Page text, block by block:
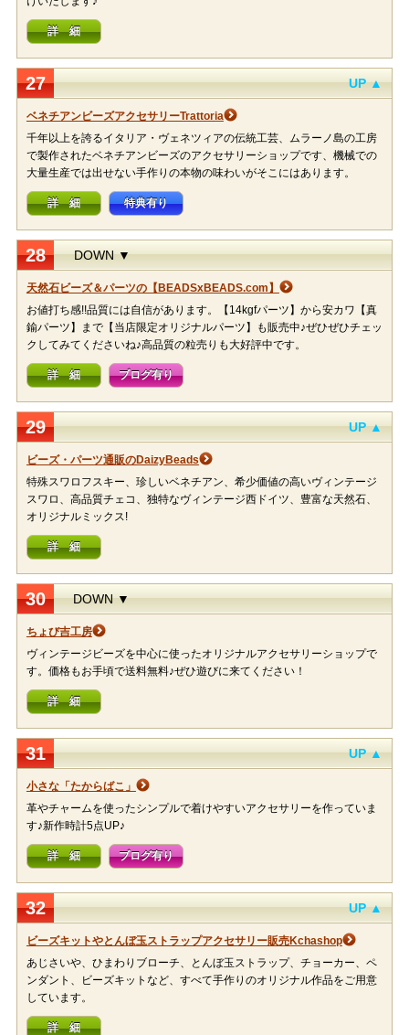
詳 細
27 UP ▲
ベネチアンビーズアクセサリーTrattoria
千年以上を誇るイタリア・ヴェネツィアの伝統工芸、ムラーノ島の工房
で製作されたベネチアンビーズのアクセサリーショップです、機械での
大量生産では出せない手作りの本物の味わいがそこにはあります。
詳 細 特典有り
28 DOWN ▼
天然石ビーズ＆パーツの【BEADSxBEADS.com】
お値打ち感!!品質には自信があります。【14kgfパーツ】から安カワ【真
鍮パーツ】まで【当店限定オリジナルパーツ】も販売中♪ぜひぜひチェッ
クしてみてくださいね♪高品質の粒売りも大好評中です。
詳 細 ブログ有り
29 UP ▲
ビーズ・パーツ通販のDaizyBeads
特殊スワロフスキー、珍しいベネチアン、希少価値の高いヴィンテージ
スワロ、高品質チェコ、独特なヴィンテージ西ドイツ、豊富な天然石、
オリジナルミックス!
詳 細
30 DOWN ▼
ちょび吉工房
ヴィンテージビーズを中心に使ったオリジナルアクセサリーショップで
す。価格もお手頃で送料無料♪ぜひ遊びに来てください！
詳 細
31 UP ▲
小さな「たからばこ」
革やチャームを使ったシンプルで着けやすいアクセサリーを作っていま
す♪新作時計5点UP♪
詳 細 ブログ有り
32 UP ▲
ビーズキットやとんぼ玉ストラップアクセサリー販売Kchashop
あじさいや、ひまわりブローチ、とんぼ玉ストラップ、チョーカー、ペ
ンダント、ビーズキットなど、すべて手作りのオリジナル作品をご用意
しています。
詳 細